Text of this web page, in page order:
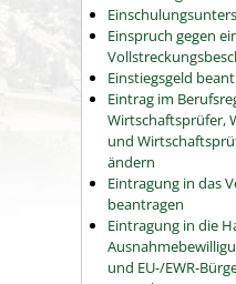
Einspruch gegen
Einstiegsgeld
Eintrag im
Wirtschaftsprüfer,
und
ändern
Eintragung in das
beantragen
Eintragung in die
und EU-/EWR-